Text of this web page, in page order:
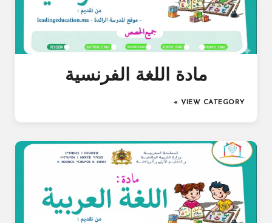
مادة اللغة الفرنسية
VIEW CATEGORY »